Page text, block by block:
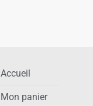
Accueil
Mon panier